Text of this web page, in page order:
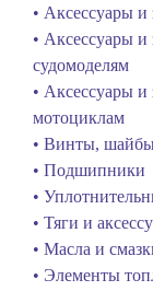
• Аксессуары и
• Аксессуары и
судомоделям
• Аксессуары и
мотоциклам
• Винты,
• Подшипники
•
• Тяги и
• Масла и
• Элементы